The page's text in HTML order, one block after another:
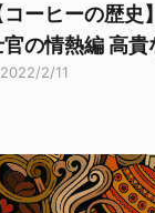
コーヒーの歴
官の情熱編 高
2022/2/11